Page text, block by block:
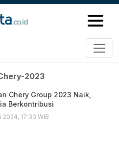
2023
2023
Chery Group 2023 Naik,
Berkontribusi
2024, 17:30 WIB